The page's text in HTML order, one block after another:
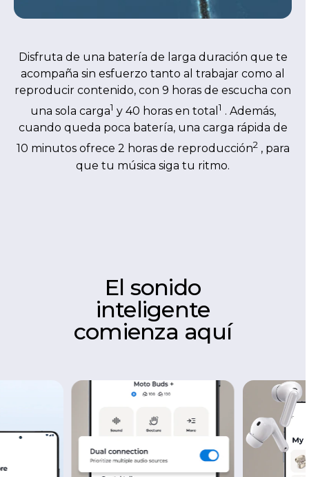
Disfruta de una batería de larga duración que te
acompaña sin esfuerzo tanto al trabajar como al
reproducir contenido, con 9 horas de escucha con
una sola carga1 y 40 horas en total 1 . Además,
cuando queda poca batería, una carga rápida de
10 minutos ofrece 2 horas de reproducción2, para
que tu música siga tu ritmo.
El sonido
inteligente
comienza aquí